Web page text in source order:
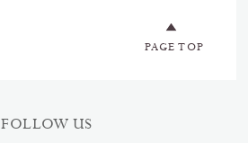
PAGE TOP
FOLLOW US